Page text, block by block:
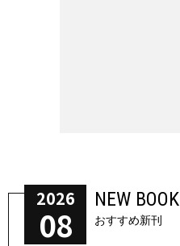
2026
08
NEW BOOK
おすすめ新刊